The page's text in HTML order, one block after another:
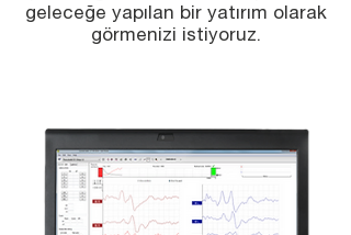
geleceğe yapılan bir yatırım olarak
görmenizi istiyoruz.